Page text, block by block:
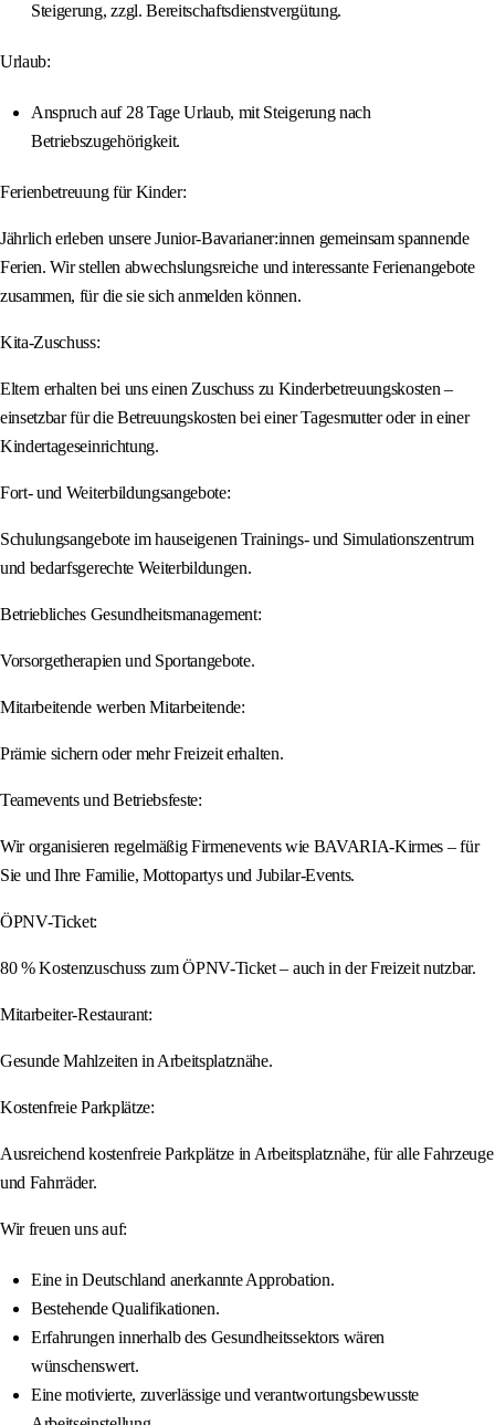
Steigerung, zzgl. Bereitschaftsdienstvergütung.
Urlaub:
Anspruch auf 28 Tage Urlaub, mit Steigerung nach
Betriebszugehörigkeit.
Ferienbetreuung für Kinder:
Jährlich erleben unsere Junior-Bavarianer:innen gemeinsam spannende
Ferien. Wir stellen abwechslungsreiche und interessante Ferienangebote
zusammen, für die sie sich anmelden können.
Kita-Zuschuss:
Eltern erhalten bei uns einen Zuschuss zu Kinderbetreuungskosten –
einsetzbar für die Betreuungskosten bei einer Tagesmutter oder in einer
Kindertageseinrichtung.
Fort- und Weiterbildungsangebote:
Schulungsangebote im hauseigenen Trainings- und Simulationszentrum
und bedarfsgerechte Weiterbildungen.
Betriebliches Gesundheitsmanagement:
Vorsorgetherapien und Sportangebote.
Mitarbeitende werben Mitarbeitende:
Prämie sichern oder mehr Freizeit erhalten.
Teamevents und Betriebsfeste:
Wir organisieren regelmäßig Firmenevents wie BAVARIA-Kirmes – für
Sie und Ihre Familie, Mottopartys und Jubilar-Events.
ÖPNV-Ticket:
80 % Kostenzuschuss zum ÖPNV-Ticket – auch in der Freizeit nutzbar.
Mitarbeiter-Restaurant:
Gesunde Mahlzeiten in Arbeitsplatznähe.
Kostenfreie Parkplätze:
Ausreichend kostenfreie Parkplätze in Arbeitsplatznähe, für alle Fahrzeuge
und Fahrräder.
Wir freuen uns auf:
Eine in Deutschland anerkannte Approbation.
Bestehende Qualifikationen.
Erfahrungen innerhalb des Gesundheitssektors wären
wünschenswert.
Eine motivierte, zuverlässige und verantwortungsbewusste